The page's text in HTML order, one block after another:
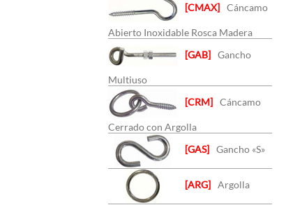
[CMAX] Cáncamo
Abierto Inoxidable Rosca Madera
[GAB] Gancho
Multiuso
[CRM] Cáncamo
Cerrado con Argolla
[GAS] Gancho «S»
[ARG] Argolla